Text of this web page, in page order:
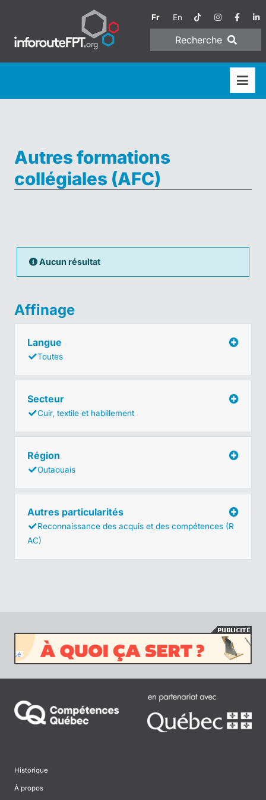
Fr En
Recherche
Autres formations
collégiales (AFC)
Aucun résultat
Affinage
Langue
Toutes
Secteur
Cuir, textile et habillement
Région
Outaouais
Autres particularités
Reconnaissance des acquis et des compétences (R
AC)
Historique
À propos